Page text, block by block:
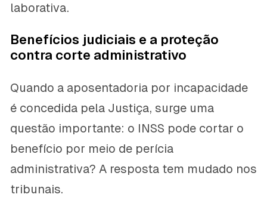
laborativa.
Benefícios judiciais e a proteção
contra corte administrativo
Quando a aposentadoria por incapacidade
é concedida pela Justiça, surge uma
questão importante: o INSS pode cortar o
benefício por meio de perícia
administrativa? A resposta tem mudado nos
tribunais.